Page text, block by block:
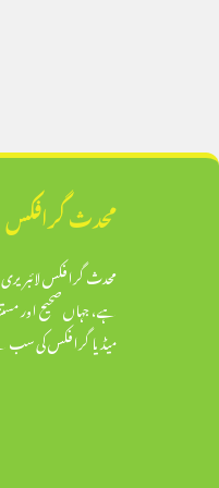
محدث گرافکس
محدث گرافکس
ہے، جہاں صحیح اور
میڈیا گرافکس کی